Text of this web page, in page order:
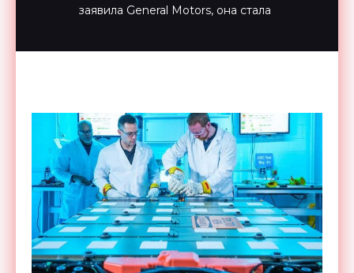
заявила General Motors, она стала